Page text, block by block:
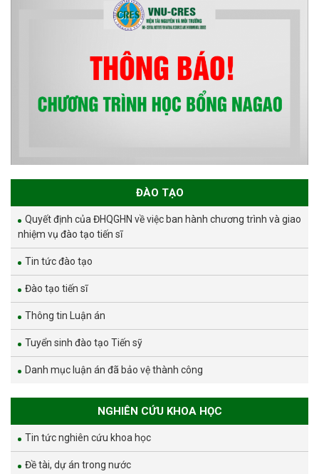
ĐÀO TẠO
Quyết định của ĐHQGHN về việc ban hành chương trình và giao
nhiệm vụ đào tạo tiến sĩ
Tin tức đào tạo
Đào tạo tiến sĩ
Thông tin Luận án
Tuyển sinh đào tạo Tiến sỹ
Danh mục luận án đã bảo vệ thành công
NGHIÊN CỨU KHOA HỌC
Tin tức nghiên cứu khoa học
Đề tài, dự án trong nước